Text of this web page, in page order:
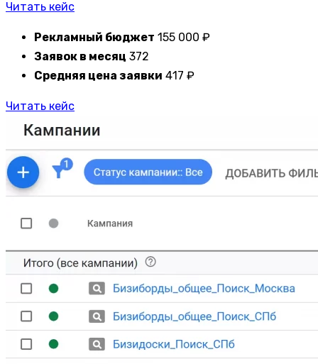
Читать кейс
Рекламный бюджет 155 000 ₽
Заявок в месяц 372
Средняя цена заявки 417 ₽
Читать кейс